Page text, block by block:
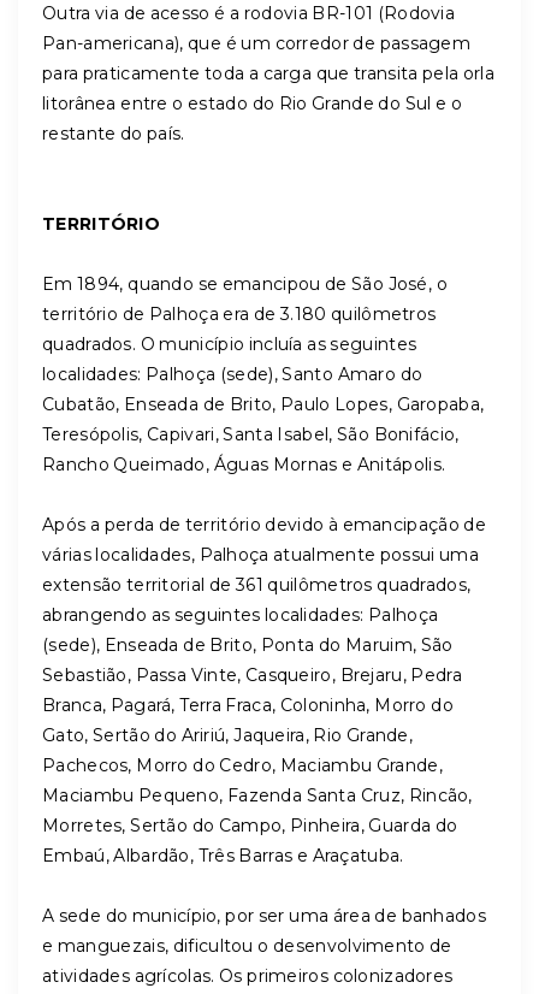
Outra via de acesso é a rodovia BR-101 (Rodovia
Pan-americana), que é um corredor de passagem
para praticamente toda a carga que transita pela orla
litorânea entre o estado do Rio Grande do Sul e o
restante do país.
TERRITÓRIO
Em 1894, quando se emancipou de São José, o
território de Palhoça era de 3.180 quilômetros
quadrados. O município incluía as seguintes
localidades: Palhoça (sede), Santo Amaro do
Cubatão, Enseada de Brito, Paulo Lopes, Garopaba,
Teresópolis, Capivari, Santa Isabel, São Bonifácio,
Rancho Queimado, Águas Mornas e Anitápolis.
Após a perda de território devido à emancipação de
várias localidades, Palhoça atualmente possui uma
extensão territorial de 361 quilômetros quadrados,
abrangendo as seguintes localidades: Palhoça
(sede), Enseada de Brito, Ponta do Maruim, São
Sebastião, Passa Vinte, Casqueiro, Brejaru, Pedra
Branca, Pagará, Terra Fraca, Coloninha, Morro do
Gato, Sertão do Aririú, Jaqueira, Rio Grande,
Pachecos, Morro do Cedro, Maciambu Grande,
Maciambu Pequeno, Fazenda Santa Cruz, Rincão,
Morretes, Sertão do Campo, Pinheira, Guarda do
Embaú, Albardão, Três Barras e Araçatuba.
A sede do município, por ser uma área de banhados
e manguezais, dificultou o desenvolvimento de
atividades agrícolas. Os primeiros colonizadores